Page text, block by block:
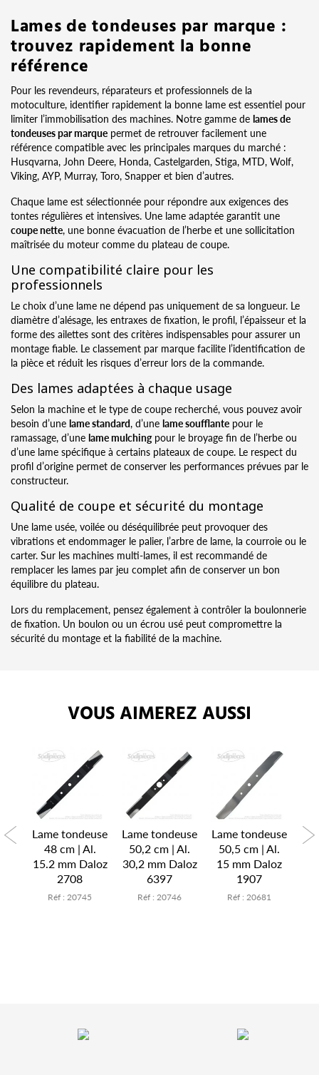
Lames de tondeuses par marque :
trouvez rapidement la bonne
référence
Pour les revendeurs, réparateurs et professionnels de la
motoculture, identifier rapidement la bonne lame est essentiel pour
limiter l’immobilisation des machines. Notre gamme de lames de
tondeuses par marque permet de retrouver facilement une
référence compatible avec les principales marques du marché :
Husqvarna, John Deere, Honda, Castelgarden, Stiga, MTD, Wolf,
Viking, AYP, Murray, Toro, Snapper et bien d’autres.
Chaque lame est sélectionnée pour répondre aux exigences des
tontes régulières et intensives. Une lame adaptée garantit une
coupe nette, une bonne évacuation de l’herbe et une sollicitation
maîtrisée du moteur comme du plateau de coupe.
Une compatibilité claire pour les
professionnels
Le choix d’une lame ne dépend pas uniquement de sa longueur. Le
diamètre d’alésage, les entraxes de fixation, le profil, l’épaisseur et la
forme des ailettes sont des critères indispensables pour assurer un
montage fiable. Le classement par marque facilite l’identification de
la pièce et réduit les risques d’erreur lors de la commande.
Des lames adaptées à chaque usage
Selon la machine et le type de coupe recherché, vous pouvez avoir
besoin d’une lame standard, d’une lame soufflante pour le
ramassage, d’une lame mulchingpour le broyage fin de l’herbe ou
d’une lame spécifique à certains plateaux de coupe. Le respect du
profil d’origine permet de conserver les performances prévues par le
constructeur.
Qualité de coupe et sécurité du montage
Une lame usée, voilée ou déséquilibrée peut provoquer des
vibrations et endommager le palier, l’arbre de lame, la courroie ou le
carter. Sur les machines multi-lames, il est recommandé de
remplacer les lames par jeu complet afin de conserver un bon
équilibre du plateau.
Lors du remplacement, pensez également à contrôler la boulonnerie
de fixation. Un boulon ou un écrou usé peut compromettre la
sécurité du montage et la fiabilité de la machine.
VOUS AIMEREZ AUSSI
Lame tondeuse
48 cm | Al.
15.2 mm Daloz
2708
Réf : 20745
Lame tondeuse
50,2 cm | Al.
30,2 mm Daloz
6397
Réf : 20746
Lame tondeuse
50,5 cm | Al.
15 mm Daloz
1907
Réf : 20681